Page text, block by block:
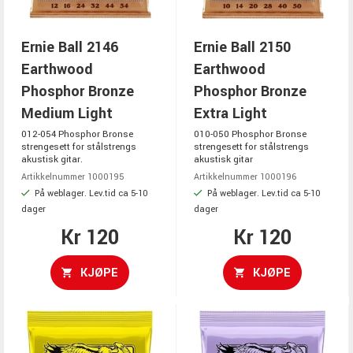
Ernie Ball 2146
Earthwood
Phosphor Bronze
Medium Light
012-054 Phosphor Bronse
strengesett for stålstrengs
akustisk gitar.
Artikkelnummer 1000195
På weblager. Lev.tid ca 5-10
dager
Kr 120
KJØPE
Ernie Ball 2150
Earthwood
Phosphor Bronze
Extra Light
010-050 Phosphor Bronse
strengesett for stålstrengs
akustisk gitar
Artikkelnummer 1000196
På weblager. Lev.tid ca 5-10
dager
Kr 120
KJØPE